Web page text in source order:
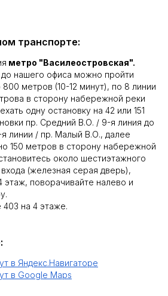
транспорте:
метро "Василеостровская".
нашего офиса можно пройти
метров (10-12 минут), по 8 линии
в сторону набережной реки
одну остановку на 42 или 151
пр. Средний В.О. / 9-я линия до
линии / пр. Малый В.О., далее
150 метров в сторону набережной
около шестиэтажного
входа (железная серая дверь),
этаж, поворачивайте налево и
на 4 этаже.
в Яндекс.Навигаторе
в Google Maps